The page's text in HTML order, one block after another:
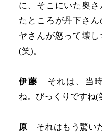
に、そこにいた奥
たところが丹下さ
ヤさんが怒って壊
(笑)。
伊藤 それは、当
ね。びっくりですね(
原 それはもう驚い